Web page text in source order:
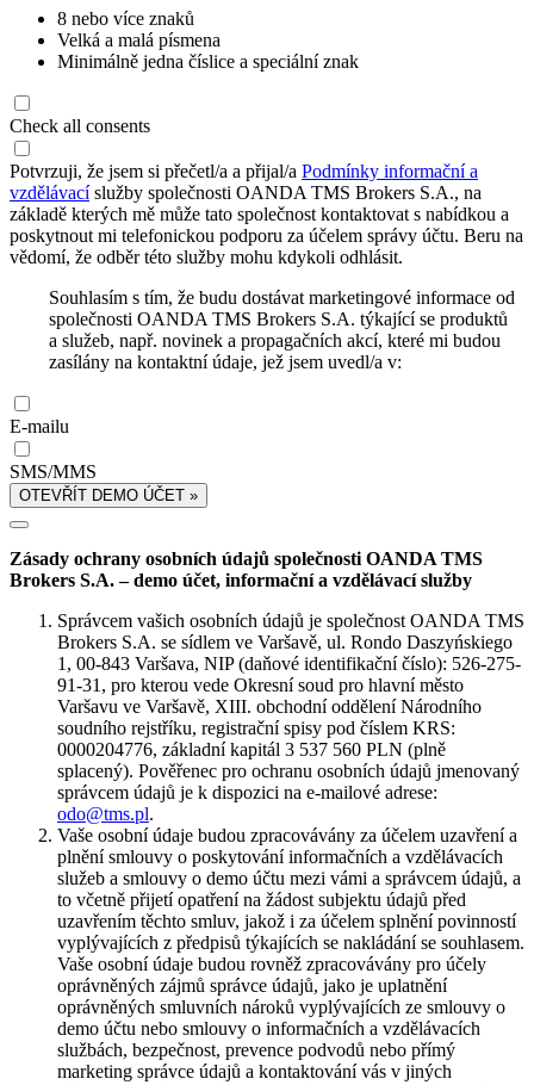
8 nebo více znaků
Velká a malá písmena
Minimálně jedna číslice a speciální znak
Check all consents
Potvrzuji, že jsem si přečetl/a a přijal/a Podmínky informační a
vzdělávacíslužby společnosti OANDA TMS Brokers S.A., na
základě kterých mě může tato společnost kontaktovat s nabídkou a
poskytnout mi telefonickou podporu za účelem správy účtu. Beru na
vědomí, že odběr této služby mohu kdykoli odhlásit.
Souhlasím s tím, že budu dostávat marketingové informace od
společnosti OANDA TMS Brokers S.A. týkající se produktů
a služeb, např. novinek a propagačních akcí, které mi budou
zasílány na kontaktní údaje, jež jsem uvedl/a v:
E-mailu
SMS/MMS
OTEVŘÍT DEMO ÚČET »
Zásady ochrany osobních údajů společnosti OANDA TMS
Brokers S.A. – demo účet, informační a vzdělávací služby
Správcem vašich osobních údajů je společnost OANDA TMS
Brokers S.A. se sídlem ve Varšavě, ul. Rondo Daszyńskiego
1, 00-843 Varšava, NIP (daňové identifikační číslo): 526-275-
91-31, pro kterou vede Okresní soud pro hlavní město
Varšavu ve Varšavě, XIII. obchodní oddělení Národního
soudního rejstříku, registrační spisy pod číslem KRS:
0000204776, základní kapitál 3 537 560 PLN (plně
splacený). Pověřenec pro ochranu osobních údajů jmenovaný
správcem údajů je k dispozici na e-mailové adrese:
odo@tms.pl.
Vaše osobní údaje budou zpracovávány za účelem uzavření a
plnění smlouvy o poskytování informačních a vzdělávacích
služeb a smlouvy o demo účtu mezi vámi a správcem údajů, a
to včetně přijetí opatření na žádost subjektu údajů před
uzavřením těchto smluv, jakož i za účelem splnění povinností
vyplývajících z předpisů týkajících se nakládání se souhlasem.
Vaše osobní údaje budou rovněž zpracovávány pro účely
oprávněných zájmů správce údajů, jako je uplatnění
oprávněných smluvních nároků vyplývajících ze smlouvy o
demo účtu nebo smlouvy o informačních a vzdělávacích
službách, bezpečnost, prevence podvodů nebo přímý
marketing správce údajů a kontaktování vás v jiných